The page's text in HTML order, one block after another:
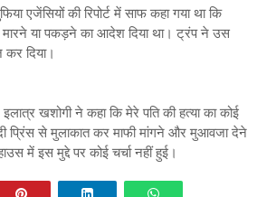
एजेंसियों की रिपोर्ट में साफ कहा गया था कि
मारने या पकड़ने का आदेश दिया था। ट्रंप ने उस
कर दिया।
खशोगी ने कहा कि मेरे पति की हत्या का कोई
प्रिंस से मुलाकात कर माफी मांगने और मुआवजा देने
में इस मुद्दे पर कोई चर्चा नहीं हुई।